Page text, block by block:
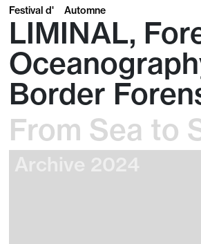
Festival d' Automne
LIMINAL,
Border
From Sea to